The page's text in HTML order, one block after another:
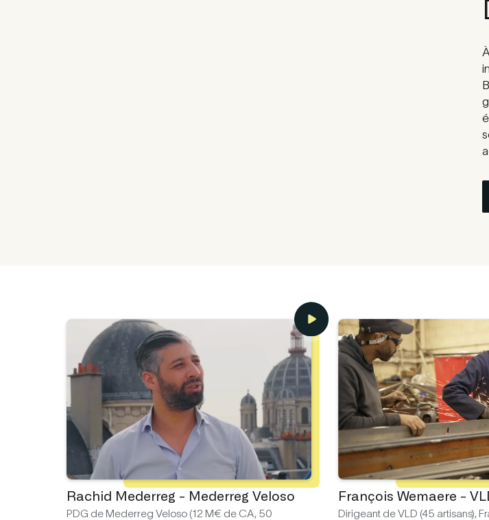
Rachid Mederreg - Mederreg Veloso
PDG de Mederreg Veloso (12 M€ de CA, 50
François Wemaere -
Dirigeant de VLD (45 artisans),